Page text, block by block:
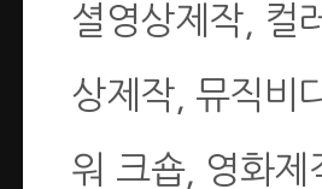
셜영상제작, 컬
상제작, 뮤직비
워 크숍, 영화제